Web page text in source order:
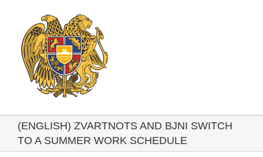
(ENGLISH) ZVARTNOTS AND BJNI SWITCH
TO A SUMMER WORK SCHEDULE